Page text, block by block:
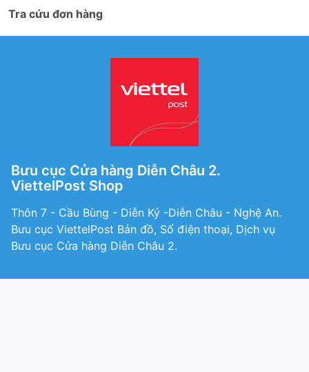
Tra cứu đơn hàng
Bưu cục Cửa hàng Diễn Châu 2.
ViettelPost Shop
Thôn 7 - Cầu Bùng - Diễn Kỷ -Diễn Châu - Nghệ An.
Bưu cục ViettelPost Bản đồ, Số điện thoại, Dịch vụ
Bưu cục Cửa hàng Diễn Châu 2.